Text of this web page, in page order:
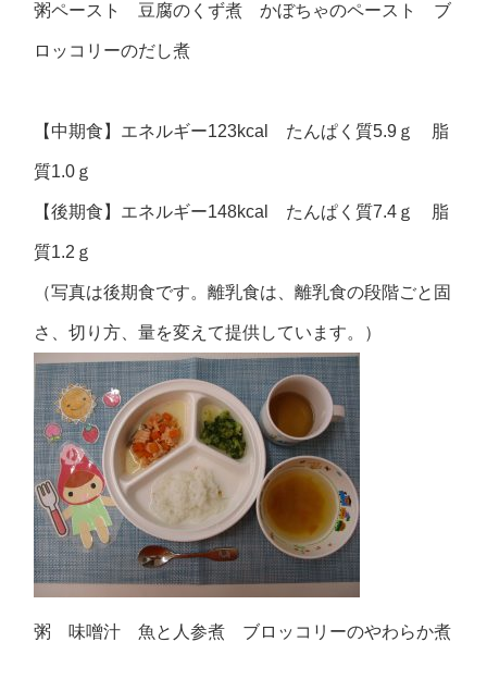
粥ペースト 豆腐のくず煮 かぼちゃのペースト ブ
ロッコリーのだし煮
【中期食】エネルギー123kcal たんぱく質5.9ｇ 脂
質1.0ｇ
【後期食】エネルギー148kcal たんぱく質7.4ｇ 脂
質1.2ｇ
（写真は後期食です。離乳食は、離乳食の段階ごと固
さ、切り方、量を変えて提供しています。）
粥 味噌汁 魚と人参煮 ブロッコリーのやわらか煮